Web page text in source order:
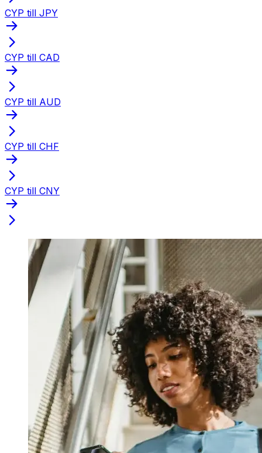
CYP till JPY
CYP till CAD
CYP till AUD
CYP till CHF
CYP till CNY